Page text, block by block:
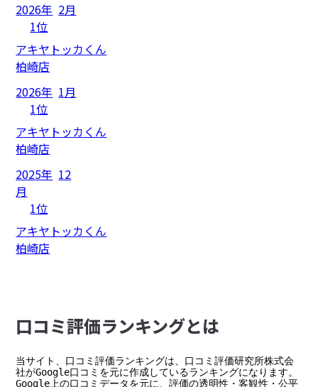
2026年 2月
1位
アキヤトッカくん
柏崎店
2026年 1月
1位
アキヤトッカくん
柏崎店
2025年 12
月
1位
アキヤトッカくん
柏崎店
⼝コミ評価ランキングとは
当サイト、口コミ評価ランキングは、口コミ評価研究所株式会
社がGoogle口コミを元に作成しているランキングになります。
Google上の口コミデータを元に、評価の透明性・客観性・公平